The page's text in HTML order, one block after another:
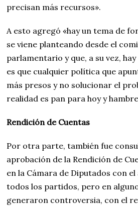
precisan más recursos».
A esto agregó «hay un tema de
se viene planteando desde el
parlamentario y que, a su vez,
es que cualquier política que
más presos y no solucionar el
realidad es pan para hoy y
Rendición de Cuentas
Por otra parte, también fue
aprobación de la Rendición de
en la Cámara de Diputados con
todos los partidos, pero en
generaron controversia, con el